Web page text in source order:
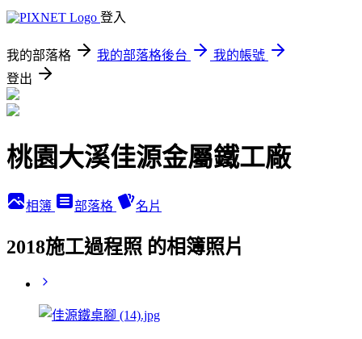
登入
我的部落格 我的部落格後台
我的帳號
登出
桃園大溪佳源金屬鐵工廠
相簿 部落格 名片
2018施工過程照 的相簿照片